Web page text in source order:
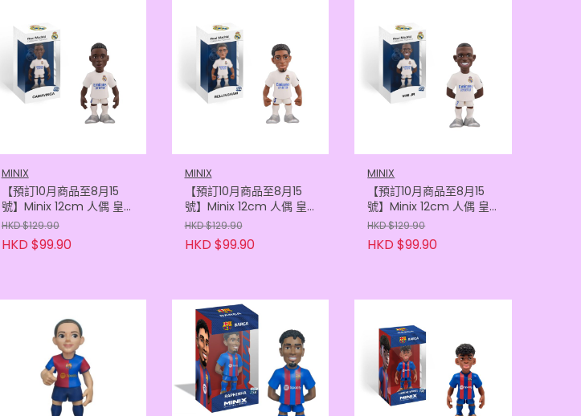
MINIX
【預訂10月商品至8月15
號】Minix 12cm 人偶 皇
家馬德里 - 卡馬雲加
(8436605118390)
HKD $129.90
HKD $99.90
MINIX
【預訂10月商品至8月15
號】Minix 12cm 人偶 皇
家馬德里 - 比寧咸
(8436605118383)
HKD $129.90
HKD $99.90
MINIX
【預訂10月商品至8月15
號】Minix 12cm 人偶 皇
家馬德里 - 雲尼斯奧斯
(8436605118376)
HKD $129.90
HKD $99.90